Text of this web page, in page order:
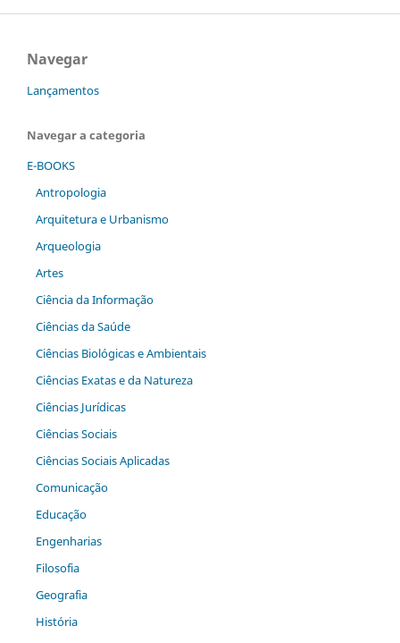
Navegar
Lançamentos
Navegar a categoria
E-BOOKS
Antropologia
Arquitetura e Urbanismo
Arqueologia
Artes
Ciência da Informação
Ciências da Saúde
Ciências Biológicas e Ambientais
Ciências Exatas e da Natureza
Ciências Jurídicas
Ciências Sociais
Ciências Sociais Aplicadas
Comunicação
Educação
Engenharias
Filosofia
Geografia
História